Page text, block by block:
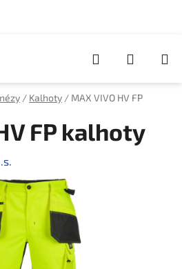
Hledat
KOŠÍK
/ Kalhoty / MAX VIVO HV FP
FP kalhoty